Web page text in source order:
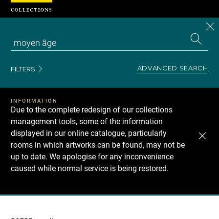
FILTERS ADVANCED SEARCH
INFORMATION
Due to the complete redesign of our collections
management tools, some of the information
displayed in our online catalogue, particularly
rooms in which artworks can be found, may not be
up to date. We apologise for any inconvenience
caused while normal service is being restored.
Recherche
Cookies management panel